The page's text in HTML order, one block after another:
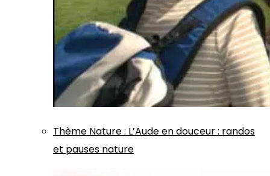
Thème Nature: L’Aude en douceur : randos
et pauses nature